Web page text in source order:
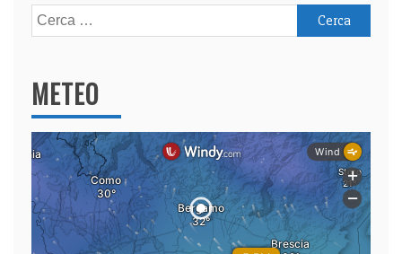
Ricerca
per:
METEO